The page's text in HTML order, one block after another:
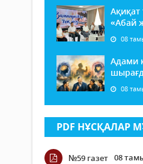
Ақиқат
«Абай
08
Адами
08
PDF НҰСҚАЛАР
№59 газет 08